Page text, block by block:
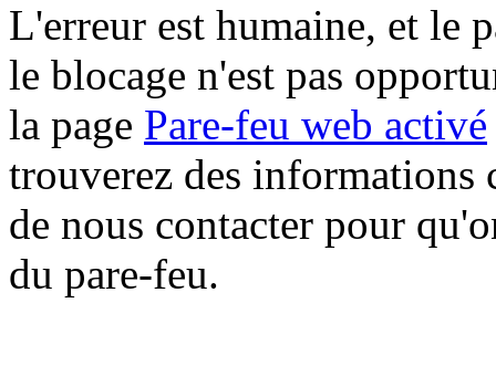
L'erreur est humaine, et le
le blocage n'est pas
la page Pare-feu web activé
trouverez des informations
de nous contacter pour
du pare-feu.